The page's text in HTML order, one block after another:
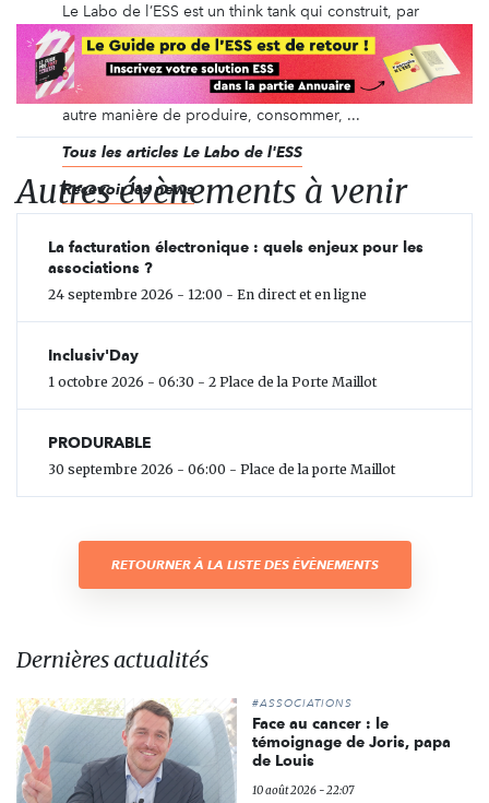
Le Labo de l’ESS est un think tank qui construit, par
un travail collaboratif, des axes structurants de
l’Économie Sociale et Solidaire (ESS) à partir
d’initiatives concrètes, innovantes et inspirantes
issues des territoires. Ces dernières proposent une
autre manière de produire, consommer, ...
Tous les articles Le Labo de l'ESS
Recevoir les news
Autres évènements à venir
La facturation électronique : quels enjeux pour les
associations ?
24 septembre 2026 - 12:00 - En direct et en ligne
Inclusiv'Day
1 octobre 2026 - 06:30 - 2 Place de la Porte Maillot
PRODURABLE
30 septembre 2026 - 06:00 - Place de la porte Maillot
RETOURNER À LA LISTE DES ÉVÈNEMENTS
Dernières actualités
#ASSOCIATIONS
Face au cancer : le
témoignage de Joris, papa
de Louis
10 août 2026 - 22:07